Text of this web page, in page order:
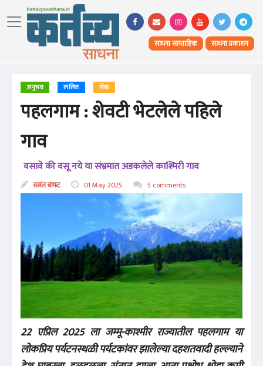
साधना साप्ताहिक साधना प्रकाशन
अनुभव ललित लेख
पहलगाम : शेवटी भेटलेले पहिले
गाव
वसावे की वसू नये या संभ्रमात अडकलेले काश्मिरी गाव
वसंत बापट 01 May 2025 5 comments
22 एप्रिल 2025 ला जम्मू-काश्मीर राज्यातील पहलगाम या
लोकप्रिय पर्यटनस्थळी पर्यटकांवर झालेल्या दहशतवादी हल्ल्याने